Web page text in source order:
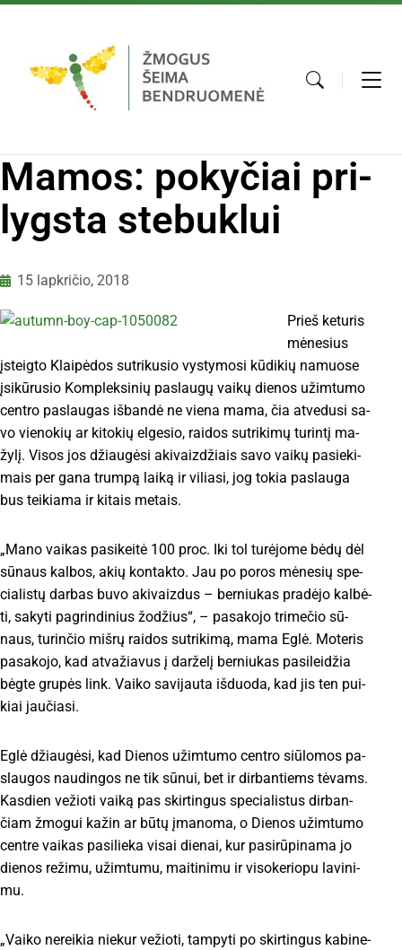
Ma­mos: po­ky­čiai pri­
lygs­ta ste­buk­lui
15 lapkričio, 2018
Prieš ke­tu­ris
mė­ne­sius
įsteigto Klai­pė­dos su­tri­ku­sio vys­ty­mo­si kū­di­kių na­muo­se
įsi­kū­ru­sio Komp­lek­si­nių pa­slau­gų vai­kų die­nos užim­tu­mo
cent­ro pa­slau­gas iš­ban­dė ne vie­na ma­ma, čia at­ve­du­si sa­
vo vie­no­kių ar ki­to­kių el­ge­sio, rai­dos su­tri­ki­mų tu­rin­tį ma­
žy­lį. Vi­sos jos džiau­gė­si aki­vaiz­džiais sa­vo vai­kų pa­sie­ki­
mais per ga­na trum­pą lai­ką ir vi­lia­si, jog to­kia pa­slau­ga
bus tei­kia­ma ir ki­tais me­tais.
„Ma­no vai­kas pa­si­kei­tė 100 pro­c. Iki tol tu­rė­jo­me bė­dų dėl
sū­naus kal­bos, akių kon­tak­to. Jau po po­ros mė­ne­sių spe­
cia­lis­tų dar­bas bu­vo aki­vaiz­dus – ber­niu­kas pra­dė­jo kal­bė­
ti, sa­ky­ti pa­grin­di­nius žo­džius“, – pa­sa­ko­jo tri­me­čio sū­
naus, tu­rin­čio miš­rų rai­dos su­tri­ki­mą, ma­ma Eg­lė. Mo­te­ris
pa­sa­ko­jo, kad at­va­žia­vus į dar­že­lį ber­niu­kas pa­si­lei­džia
bėg­te gru­pės link. Vai­ko sa­vi­jau­ta iš­duo­da, kad jis ten pui­
kiai jau­čia­si.
Eg­lė džiau­gė­si, kad Die­nos užim­tu­mo cent­ro siū­lo­mos pa­
slau­gos nau­din­gos ne tik sū­nui, bet ir dir­ban­tiems tė­vams.
Kas­dien ve­žio­ti vai­ką pas skir­tin­gus spe­cia­lis­tus dir­ban­
čiam žmo­gui ka­žin ar bū­tų įma­no­ma, o Die­nos užim­tu­mo
cent­re vai­kas pa­si­lie­ka vi­sai die­nai, kur pa­si­rū­pi­na­ma jo
die­nos re­ži­mu, užim­tu­mu, mai­ti­ni­mu ir vi­so­ke­rio­pu la­vi­ni­
mu.
„Vai­ko ne­rei­kia nie­kur ve­žio­ti, tam­py­ti po skir­tin­gus ka­bi­ne­